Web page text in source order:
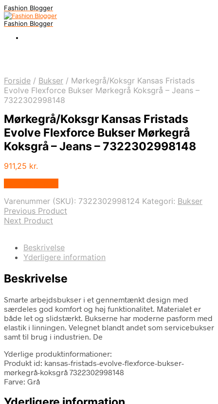
Fashion Blogger
Fashion Blogger
Forside / Bukser / Mørkegrå/Koksgr Kansas Fristads
Evolve Flexforce Bukser Mørkegrå Koksgrå – Jeans –
7322302998148
Mørkegrå/Koksgr Kansas Fristads
Evolve Flexforce Bukser Mørkegrå
Koksgrå – Jeans – 7322302998148
911,25 kr.
Varenummer (SKU): 7322302998124 Kategori: Bukser
Previous Product
Next Product
Beskrivelse
Yderligere information
Beskrivelse
Smarte arbejdsbukser i et gennemtænkt design med
særdeles god komfort og høj funktionalitet. Materialet er
både let og slidstærkt. Bukserne har moderne pasform med
elastik i linningen. Velegnet blandt andet som servicebukser
samt til brug i industrien. De
Yderlige produktinformationer:
Produkt id: kansas-fristads-evolve-flexforce-bukser-
mørkegrå-koksgrå 7322302998148
Farve: Grå